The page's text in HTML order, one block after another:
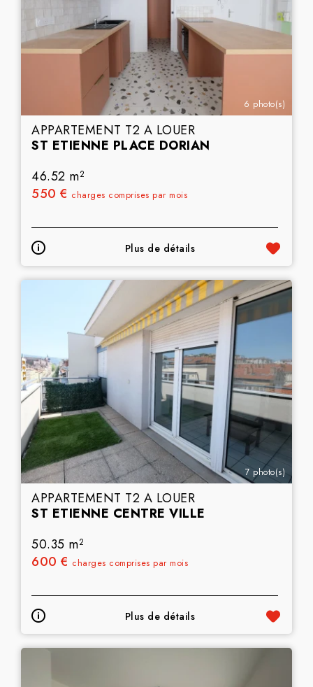
6 photo(s)
APPARTEMENT T2 A LOUER
ST ETIENNE PLACE DORIAN
46.52 m2
550 € charges comprises par mois
Plus de détails
7 photo(s)
APPARTEMENT T2 A LOUER
ST ETIENNE CENTRE VILLE
50.35 m2
600 € charges comprises par mois
Plus de détails